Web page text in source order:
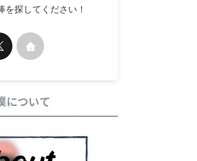
を探してください！
について